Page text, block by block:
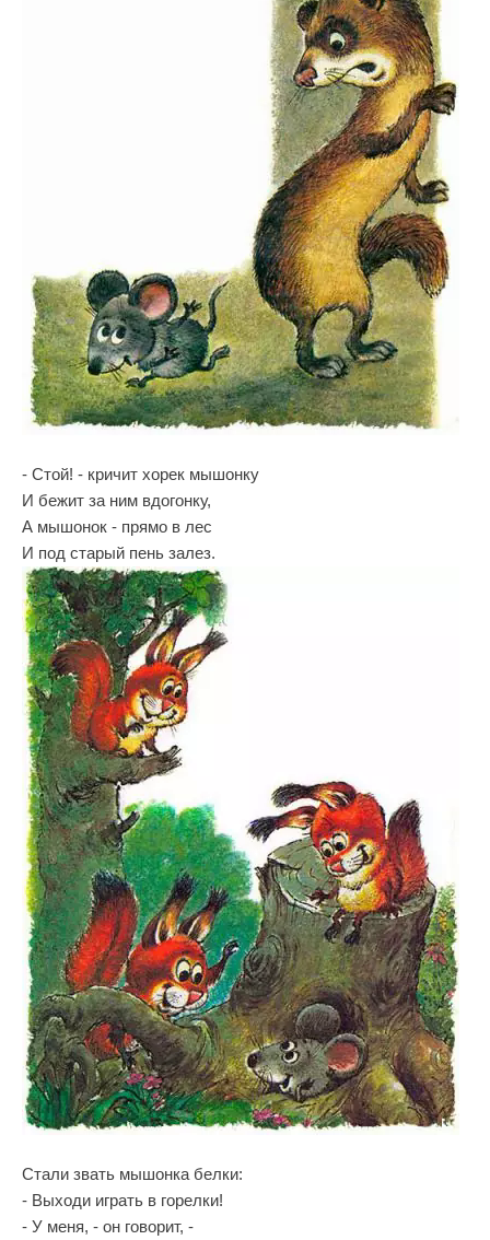
- Стой! - кричит хорек мышонку
И бежит за ним вдогонку,
А мышонок - прямо в лес
И под старый пень залез.
Стали звать мышонка белки:
- Выходи играть в горелки!
- У меня, - он говорит, -